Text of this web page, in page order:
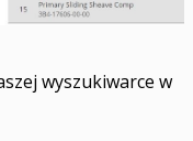
wyszukiwarce w